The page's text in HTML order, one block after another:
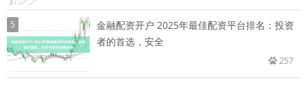
5
金融配资开户 2025年最佳配资平台排名：投资
者的首选，安全
257